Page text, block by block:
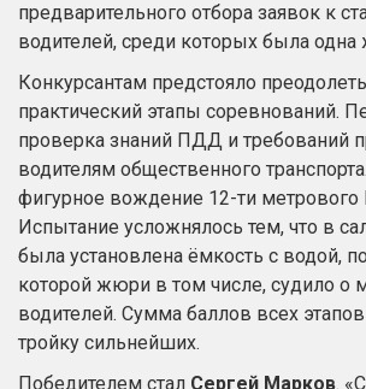
предварительного отбора заявок к
водителей, среди которых была
Конкурсантам предстояло
практический этапы соревнований.
проверка знаний ПДД и требований
водителям общественного
фигурное вождение 12-ти метрового
Испытание усложнялось тем, что в
была установлена ёмкость с водой,
которой жюри в том числе, судило о
водителей. Сумма баллов всех
тройку сильнейших.
Победителем стал Сергей Марков.